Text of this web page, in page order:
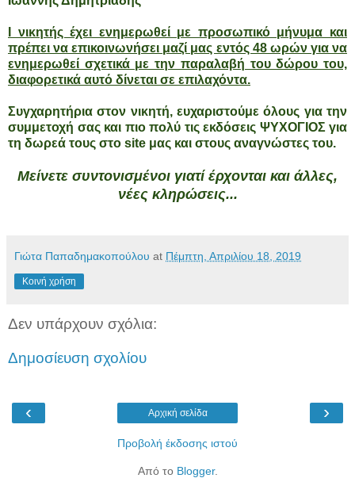
Ι νικητής έχει ενημερωθεί με προσωπικό μήνυμα και
πρέπει να επικοινωνήσει μαζί μας εντός 48 ωρών για να
ενημερωθεί σχετικά με την παραλαβή του δώρου του,
διαφορετικά αυτό δίνεται σε επιλαχόντα.
Συγχαρητήρια στον νικητή, ευχαριστούμε όλους για την
συμμετοχή σας και πιο πολύ τις εκδόσεις ΨΥΧΟΓΙΟΣ για
τη δωρεά τους στο site μας και στους αναγνώστες του.
Μείνετε συντονισμένοι γιατί έρχονται και άλλες,
νέες κληρώσεις...
Γιώτα Παπαδημακοπούλου at Πέμπτη, Απριλίου 18, 2019
Κοινή χρήση
Δεν υπάρχουν σχόλια:
Δημοσίευση σχολίου
‹ ›
Αρχική σελίδα
Προβολή έκδοσης ιστού
Από το Blogger.